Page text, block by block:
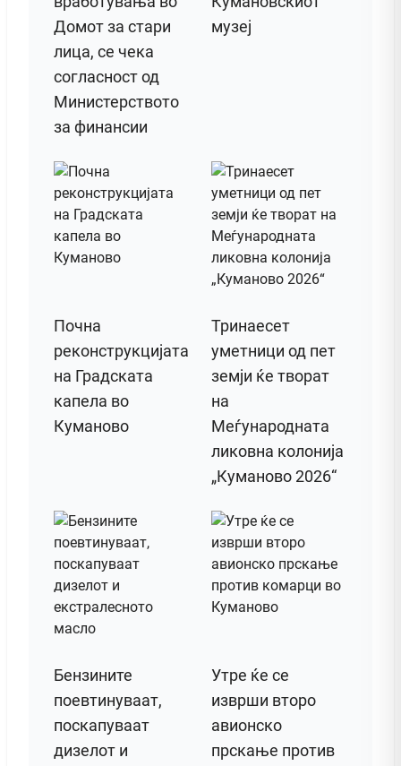
Домот за стари
лица, се чека
согласност од
Министерството
за финансии
музеј
Почна
реконструкцијата
на Градската
капела во
Куманово
Тринаесет
уметници од пет
земји ќе творат
на
Меѓународната
ликовна колонија
„Куманово 2026“
Бензините
поевтинуваат,
поскапуваат
дизелот и
Утре ќе се
изврши второ
авионско
прскање против